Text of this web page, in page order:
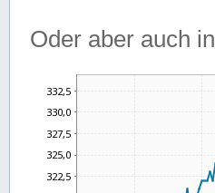
Oder aber auch in